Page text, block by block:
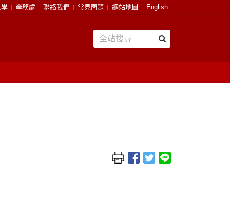
學務處 聯絡我們 常見問題 網站地圖 English